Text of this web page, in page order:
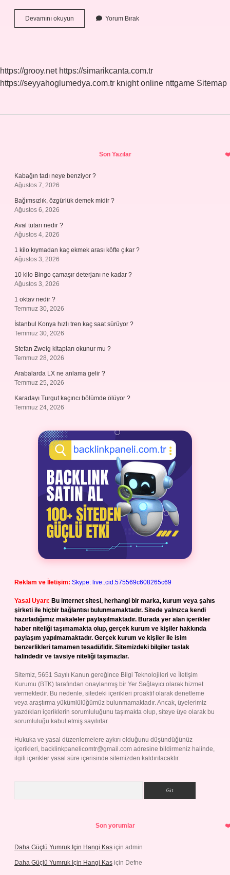
Devamını okuyun Biyografik
Eserler
Yorum Bırak
https://grooy.net https://simarikcanta.com.tr
https://seyyahoglumedya.com.tr knight online nttgame Sitemap
Son Yazılar
Kabağın tadı neye benziyor ?
Ağustos 7, 2026
Bağımsızlık, özgürlük demek midir ?
Ağustos 6, 2026
Aval tutarı nedir ?
Ağustos 4, 2026
1 kilo kıymadan kaç ekmek arası köfte çıkar ?
Ağustos 3, 2026
10 kilo Bingo çamaşır deterjanı ne kadar ?
Ağustos 3, 2026
1 oktav nedir ?
Temmuz 30, 2026
İstanbul Konya hızlı tren kaç saat sürüyor ?
Temmuz 30, 2026
Stefan Zweig kitapları okunur mu ?
Temmuz 28, 2026
Arabalarda LX ne anlama gelir ?
Temmuz 25, 2026
Karadayı Turgut kaçıncı bölümde ölüyor ?
Temmuz 24, 2026
Reklam ve İletişim: Skype: live:.cid.575569c608265c69
Yasal Uyarı: Bu internet sitesi, herhangi bir marka, kurum veya şahıs
şirketi ile hiçbir bağlantısı bulunmamaktadır. Sitede yalnızca kendi
hazırladığımız makaleler paylaşılmaktadır. Burada yer alan içerikler
haber niteliği taşımamakta olup, gerçek kurum ve kişiler hakkında
paylaşım yapılmamaktadır. Gerçek kurum ve kişiler ile isim
benzerlikleri tamamen tesadüfidir. Sitemizdeki bilgiler taslak
halindedir ve tavsiye niteliği taşımazlar.
Sitemiz, 5651 Sayılı Kanun gereğince Bilgi Teknolojileri ve İletişim
Kurumu (BTK) tarafından onaylanmış bir Yer Sağlayıcı olarak hizmet
vermektedir. Bu nedenle, sitedeki içerikleri proaktif olarak denetleme
veya araştırma yükümlülüğümüz bulunmamaktadır. Ancak, üyelerimiz
yazdıkları içeriklerin sorumluluğunu taşımakta olup, siteye üye olarak bu
sorumluluğu kabul etmiş sayılırlar.
Hukuka ve yasal düzenlemelere aykırı olduğunu düşündüğünüz
içerikleri, backlinkpanelicomtr@gmail.com adresine bildirmeniz halinde,
ilgili içerikler yasal süre içerisinde sitemizden kaldırılacaktır.
Son yorumlar
Daha Güçlü Yumruk Için Hangi Kas için admin
Daha Güçlü Yumruk Için Hangi Kas için Defne